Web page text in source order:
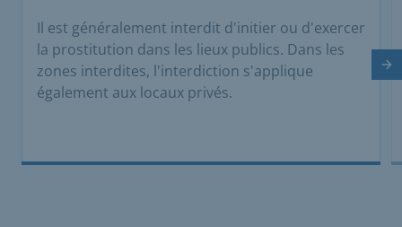
Il est généralement interdit d'initier ou d'exercer
la prostitution dans les lieux publics. Dans les
zones interdites, l'interdiction s'applique
également aux locaux privés.